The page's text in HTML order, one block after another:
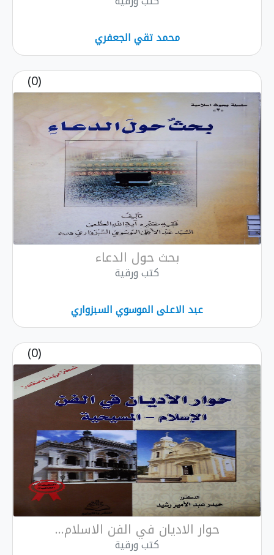
محمد تقي الجعفري
(0)
بحث حول الدعاء
كتب ورقية
عبد الاعلى الموسوي السبزواري
(0)
حوار الاديان في الفن الاسلام...
كتب ورقية